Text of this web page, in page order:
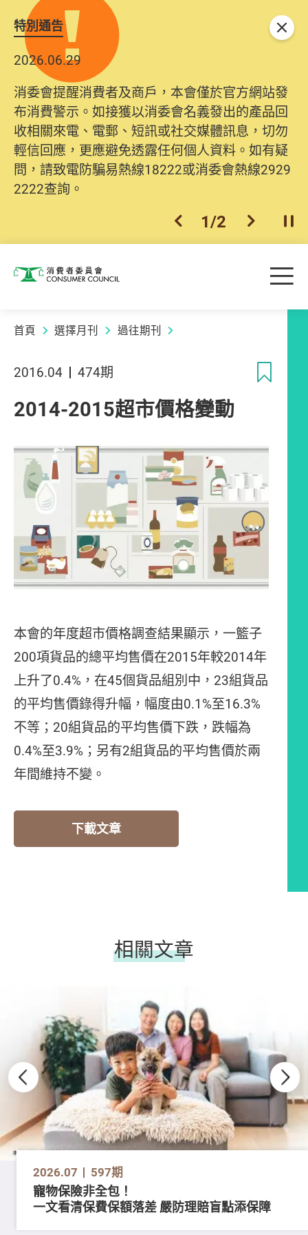
特別通告
2026.06.29
消委會提醒消費者及商戶，本會僅於官方網站發
布消費警示。如接獲以消委會名義發出的產品回
收相關來電、電郵、短訊或社交媒體訊息，切勿
輕信回應，更應避免透露任何個人資料。如有疑
問，請致電防騙易熱線18222或消委會熱線2929
2222查詢。
上一個
1/2 下一個開
關閉
消費者委員會 目
首頁 選擇月刊 過往期刊
2016.04 474期
2014-2015超市價格變動
本會的年度超市價格調查結果顯示，一籃子
200項貨品的總平均售價在2015年較2014年
上升了0.4%，在45個貨品組別中，23組貨品
的平均售價錄得升幅，幅度由0.1%至16.3%
不等；20組貨品的平均售價下跌，跌幅為
0.4%至3.9%；另有2組貨品的平均售價於兩
年間維持不變。
下載文章
相關文章
2026.07 597期
寵物保險非全包！
一文看清保費保額落差 嚴防理賠盲點添保障